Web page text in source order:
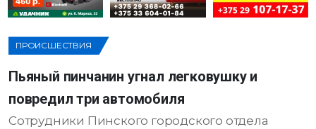
ПРОИСШЕСТВИЯ
Пьяный пинчанин угнал легковушку и
повредил три автомобиля
Сотрудники Пинского городского отдела